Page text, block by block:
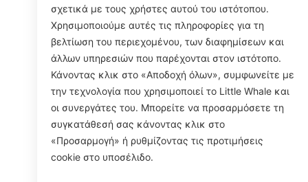
Διαδικασία αποστολής
Διαδικασία επιστροφής
Σχετικά με εμάς
σχετικά με τους χρήστες αυτού του ιστότοπου.
Χρησιμοποιούμε αυτές τις πληροφορίες για τη
βελτίωση του περιεχομένου, των διαφημίσεων και
άλλων υπηρεσιών που παρέχονται στον ιστότοπο.
Κάνοντας κλικ στο «Αποδοχή όλων», συμφωνείτε με
την τεχνολογία που χρησιμοποιεί το Little Whale και
οι συνεργάτες του. Μπορείτε να προσαρμόσετε τη
συγκατάθεσή σας κάνοντας κλικ στο
«Προσαρμογή» ή ρυθμίζοντας τις προτιμήσεις
cookie στο υποσέλιδο.